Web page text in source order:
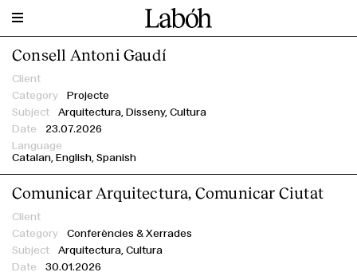
Filtra per
AHEC
Architecture & the Media
BARQ Festival
BCD - Barcelona Centre de Disseny
Benedetta Tagliabue – Miralles Tagliabue EMBT
Consell Antoni Gaudí
Projecte
Arquitectura, Disseny, Cultura
23.07.2026
Catalan English Spanish
Comunicar Arquitectura, Comunicar Ciutat
Conferències & Xerrades
Arquitectura, Cultura
30.01.2026